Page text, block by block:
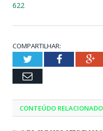
622
COMPARTILHAR:
TwitterFacebook
Email
CONTEÚDO RELACIONADO